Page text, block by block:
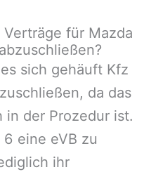
für Mazda
sich gehäuft Kfz
da das
in der Prozedur ist.
eine eVB zu
ihr